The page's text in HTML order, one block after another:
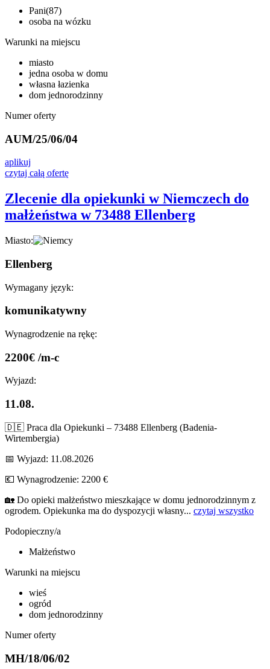
Pani(87)
osoba na wózku
Warunki na miejscu
miasto
jedna osoba w domu
własna łazienka
dom jednorodzinny
Numer oferty
AUM/25/06/04
aplikuj
czytaj całą ofertę
Zlecenie dla opiekunki w Niemczech do
małżeństwa w 73488 Ellenberg
Miasto:
Ellenberg
Wymagany język:
komunikatywny
Wynagrodzenie na rękę:
2200€ /m-c
Wyjazd:
11.08.
🇩🇪 Praca dla Opiekunki – 73488 Ellenberg (Badenia-
Wirtembergia)
📅 Wyjazd: 11.08.2026
💶 Wynagrodzenie: 2200 €
🏡 Do opieki małżeństwo mieszkające w domu jednorodzinnym z
ogrodem. Opiekunka ma do dyspozycji własny... czytaj wszystko
Podopieczny/a
Małżeństwo
Warunki na miejscu
wieś
ogród
dom jednorodzinny
Numer oferty
MH/18/06/02